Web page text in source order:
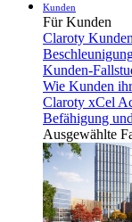
Kunden
Für Kunden
Claroty
Kunden-
Wie Kunden
Claroty xCel
Befähigung
Ausgewählte